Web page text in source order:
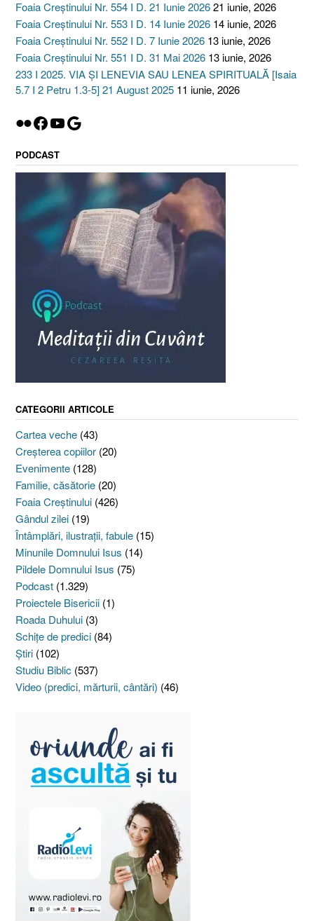
Foaia Creștinului Nr. 554 I D. 21 Iunie 202621 iunie, 2026
Foaia Creștinului Nr. 553 I D. 14 Iunie 2026 14 iunie, 2026
Foaia Creștinului Nr. 552 I D. 7 Iunie 2026 13 iunie, 2026
Foaia Creștinului Nr. 551 I D. 31 Mai 2026 13 iunie, 2026
233 I 2025. VIA ȘI LENEVIA SAU LENEA SPIRITUALĂ [Isaia
5.7 I 2 Petru 1.3-5] 21 August 2025 11 iunie, 2026
Flickr
Facebook
YouTube
Google
PODCAST
CATEGORII ARTICOLE
Cartea veche (43)
Creşterea copiilor (20)
Evenimente (128)
Familie, căsătorie (20)
Foaia Creştinului (426)
Gândul zilei (19)
Întâmplări, ilustraţii, fabule (15)
Minunile Domnului Isus (14)
Pildele Domnului Isus (75)
Podcast (1.329)
Proiectele Bisericii (1)
Roada Duhului (3)
Schiţe de predici (84)
Ştiri (102)
Studiu Biblic (537)
Video (predici, mărturii, cântări) (46)